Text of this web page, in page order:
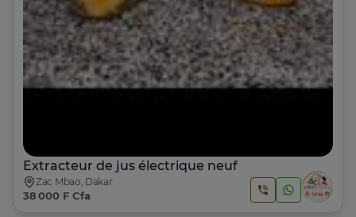
Extracteur de jus électrique neuf
Zac Mbao, Dakar
38 000 F Cfa